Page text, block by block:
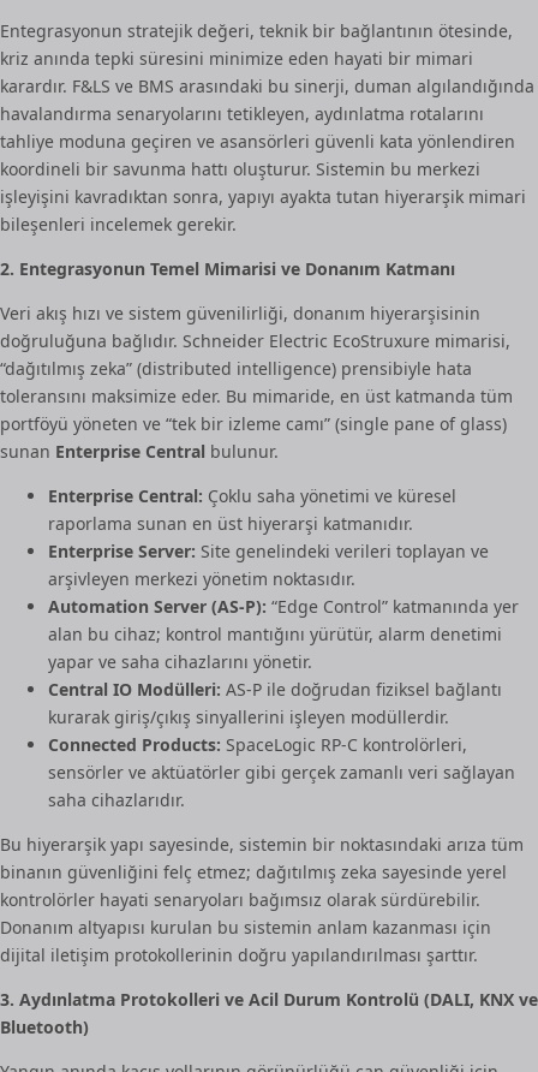
Entegrasyonun stratejik değeri, teknik bir bağlantının ötesinde,
kriz anında tepki süresini minimize eden hayati bir mimari
karardır. F&LS ve BMS arasındaki bu sinerji, duman algılandığında
havalandırma senaryolarını tetikleyen, aydınlatma rotalarını
tahliye moduna geçiren ve asansörleri güvenli kata yönlendiren
koordineli bir savunma hattı oluşturur. Sistemin bu merkezi
işleyişini kavradıktan sonra, yapıyı ayakta tutan hiyerarşik mimari
bileşenleri incelemek gerekir.
2. Entegrasyonun Temel Mimarisi ve Donanım Katmanı
Veri akış hızı ve sistem güvenilirliği, donanım hiyerarşisinin
doğruluğuna bağlıdır. Schneider Electric EcoStruxure mimarisi,
“dağıtılmış zeka” (distributed intelligence) prensibiyle hata
toleransını maksimize eder. Bu mimaride, en üst katmanda tüm
portföyü yöneten ve “tek bir izleme camı” (single pane of glass)
sunan Enterprise Central bulunur.
Enterprise Central: Çoklu saha yönetimi ve küresel
raporlama sunan en üst hiyerarşi katmanıdır.
Enterprise Server: Site genelindeki verileri toplayan ve
arşivleyen merkezi yönetim noktasıdır.
Automation Server (AS-P): “Edge Control” katmanında yer
alan bu cihaz; kontrol mantığını yürütür, alarm denetimi
yapar ve saha cihazlarını yönetir.
Central IO Modülleri: AS-P ile doğrudan fiziksel bağlantı
kurarak giriş/çıkış sinyallerini işleyen modüllerdir.
Connected Products: SpaceLogic RP-C kontrolörleri,
sensörler ve aktüatörler gibi gerçek zamanlı veri sağlayan
saha cihazlarıdır.
Bu hiyerarşik yapı sayesinde, sistemin bir noktasındaki arıza tüm
binanın güvenliğini felç etmez; dağıtılmış zeka sayesinde yerel
kontrolörler hayati senaryoları bağımsız olarak sürdürebilir.
Donanım altyapısı kurulan bu sistemin anlam kazanması için
dijital iletişim protokollerinin doğru yapılandırılması şarttır.
3. Aydınlatma Protokolleri ve Acil Durum Kontrolü (DALI, KNX ve
Bluetooth)